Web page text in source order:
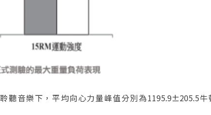
聽音樂下，平均向心力量峰值分別為1195.9±205.5牛